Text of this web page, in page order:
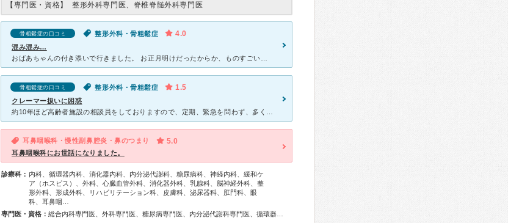
【専門医・資格】
整形外科専門医、脊椎脊髄外科専門医
骨粗鬆症の口コミ 整形外科・骨粗鬆症 4.0
混み混み…
骨粗鬆症の口コミ 整形外科・骨粗鬆症 1.5
クレーマー扱いに困惑
耳鼻咽喉科・慢性副鼻腔炎・鼻のつまり 5.0
耳鼻咽喉科にお世話になりました。
診療科： 内科、循環器内科、消化器内科、内分泌代謝科、糖尿病科、神経内科、緩和ケ
ア（ホスピス）、外科、心臓血管外科、消化器外科、乳腺科、脳神経外科、整
形外科、形成外科、リハビリテーション科、皮膚科、泌尿器科、肛門科、眼
科、耳鼻咽…
専門医・資格：